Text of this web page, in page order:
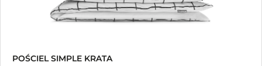
POŚCIEL SIMPLE KRATA